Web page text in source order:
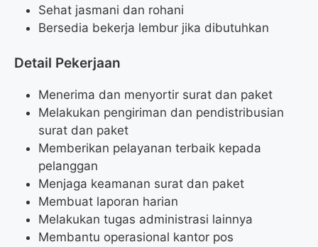
Sehat jasmani dan rohani
Bersedia bekerja lembur jika dibutuhkan
Detail Pekerjaan
Menerima dan menyortir surat dan paket
Melakukan pengiriman dan pendistribusian
surat dan paket
Memberikan pelayanan terbaik kepada
pelanggan
Menjaga keamanan surat dan paket
Membuat laporan harian
Melakukan tugas administrasi lainnya
Membantu operasional kantor pos